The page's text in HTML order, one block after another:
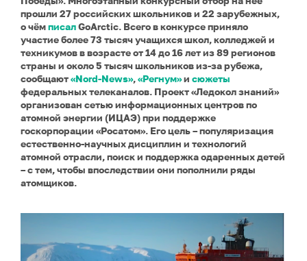
прошли 27 российских школьников и 22 зарубежных,
о чёмписалGoArctic. Всего в конкурсе приняло
участие более 73 тысяч учащихся школ, колледжей и
техникумов в возрасте от 14 до 16 лет из 89 регионов
страны и около 5 тысяч школьников из-за рубежа,
сообщают«Nord-News»,«Регнум»и сюжеты
федеральных телеканалов. Проект «Ледокол знаний»
организован сетью информационных центров по
атомной энергии (ИЦАЭ) при поддержке
госкорпорации «Росатом». Его цель – популяризация
естественно-научных дисциплин и технологий
атомной отрасли, поиск и поддержка одаренных детей
– с тем, чтобы впоследствии они пополнили ряды
атомщиков.